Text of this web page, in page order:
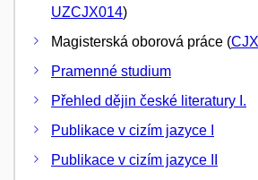
UZCJX014)
Magisterská oborová práce (
Pramenné studium
Přehled dějin české literatury I.
Publikace v cizím jazyce I
Publikace v cizím jazyce II